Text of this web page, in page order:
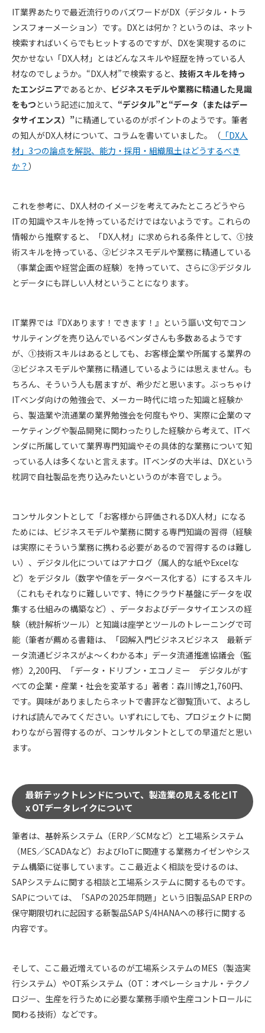
IT業界あたりで最近流行りのバズワードがDX（デジタル・トラ
ンスフォーメーション）です。DXとは何か？というのは、ネット
検索すればいくらでもヒットするのですが、DXを実現するのに
欠かせない「DX人材」とはどんなスキルや経歴を持っている人
材なのでしょうか。“DX人材”で検索すると、 技術スキルを持っ
たエンジニアであるとか、 ビジネスモデルや業務に精通した見識
をもつという記述に加えて、 “デジタル”と“データ（またはデー
タサイエンス）”に精通しているのがポイントのようです。筆者
の知人がDX人材について、コラムを書いていました。（ 「DX人
材」3つの論点を解説、能力・採用・組織風土はどうするべき
か？）
これを参考に、DX人材のイメージを考えてみたところどうやら
ITの知識やスキルを持っているだけではないようです。これらの
情報から推察すると、「DX人材」に求められる条件として、①技
術スキルを持っている、②ビジネスモデルや業務に精通している
（事業企画や経営企画の経験）を持っていて、さらに③デジタル
とデータにも詳しい人材ということになります。
IT業界では『DXあります！できます！』という謳い文句でコン
サルティングを売り込んでいるベンダさんも多数あるようです
が、①技術スキルはあるとしても、お客様企業や所属する業界の
②ビジネスモデルや業務に精通しているようには思えません。も
ちろん、そういう人も居ますが、希少だと思います。ぶっちゃけ
ITベンダ向けの勉強会で、メーカー時代に培った知識と経験か
ら、製造業や流通業の業界勉強会を何度もやり、実際に企業のマ
ーケティングや製品開発に関わったりした経験から考えて、ITベ
ンダに所属していて業界専門知識やその具体的な業務について知
っている人は多くないと言えます。ITベンダの大半は、DXという
枕詞で自社製品を売り込みたいというのが本音でしょう。
コンサルタントとして「お客様から評価されるDX人材」になる
ためには、ビジネスモデルや業務に関する専門知識の習得（経験
は実際にそういう業務に携わる必要があるので習得するのは難し
い）、デジタル化についてはアナログ（属人的な紙やExcelな
ど）をデジタル（数字や値をデータベース化する）にするスキル
（これもそれなりに難しいです、特にクラウド基盤にデータを収
集する仕組みの構築など）、データおよびデータサイエンスの経
験（統計解析ツール）と知識は座学とツールのトレーニングで可
能（筆者が薦める書籍は、「図解入門ビジネスビジネス 最新デ
ータ流通ビジネスがよ～くわかる本」データ流通推進協議会（監
修）2,200円、「データ・ドリブン・エコノミー デジタルがす
べての企業・産業・社会を変革する」著者：森川博之1,760円、
です。興味がありましたらネットで書評など御覧頂いて、よろし
ければ読んでみてください。いずれにしても、プロジェクトに関
わりながら習得するのが、コンサルタントとしての早道だと思い
ます。
最新テックトレンドについて、製造業の見える化とIT
x OTデータレイクについて
筆者は、基幹系システム（ERP／SCMなど）と工場系システム
（MES／SCADAなど）およびIoTに関連する業務カイゼンやシス
テム構築に従事しています。ここ最近よく相談を受けるのは、
SAPシステムに関する相談と工場系システムに関するものです。
SAPについては、「SAPの2025年問題」という旧製品SAP ERPの
保守期限切れに起因する新製品SAP S/4HANAへの移行に関する
内容です。
そして、ここ最近増えているのが工場系システムのMES（製造実
行システム）やOT系システム（OT：オペレーショナル・テクノ
ロジー、生産を行うために必要な業務手順や生産コントロールに
関わる技術）などです。